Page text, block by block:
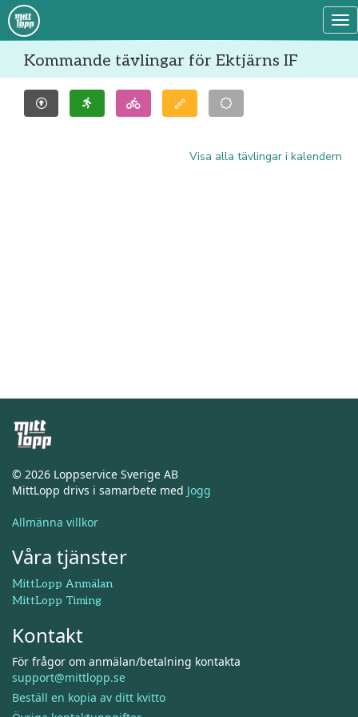
Kommande tävlingar för Ektjärns IF
Visa alla tävlingar i kalendern
© 2026 Loppservice Sverige AB
MittLopp drivs i samarbete med Jogg
Allmänna villkor
Våra tjänster
MittLopp Anmälan
MittLopp Timing
Kontakt
För frågor om anmälan/betalning kontakta
support@mittlopp.se
Beställ en kopia av ditt kvitto